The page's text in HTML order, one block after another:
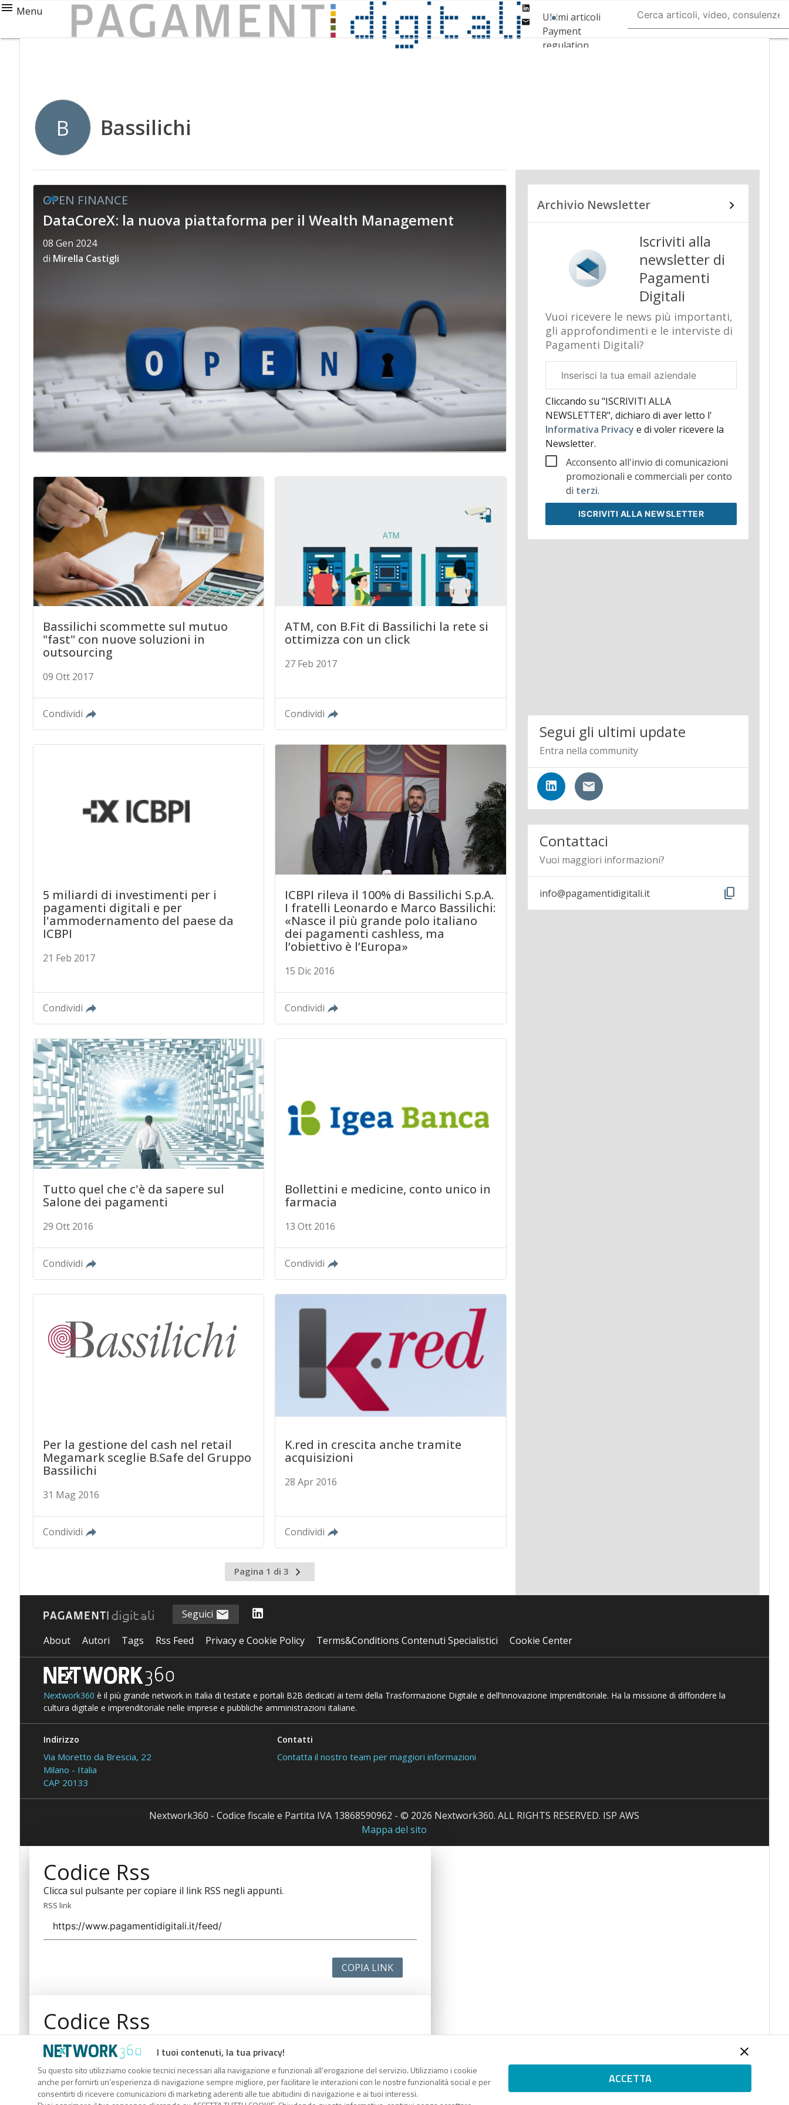
Menu
Email
Ultimi articoli
Payment
regulation
B Bassilichi
OPEN FINANCE
DataCoreX: la nuova piattaforma per il Wealth Management
08 Gen 2024
di Mirella Castigli
Bassilichi scommette sul mutuo
"fast" con nuove soluzioni in
outsourcing
09 Ott 2017
Condividi
ATM, con B.Fit di Bassilichi la rete si
ottimizza con un click
27 Feb 2017
Condividi
5 miliardi di investimenti per i
pagamenti digitali e per
l'ammodernamento del paese da
ICBPI
21 Feb 2017
Condividi
ICBPI rileva il 100% di Bassilichi S.p.A.
I fratelli Leonardo e Marco Bassilichi:
«Nasce il più grande polo italiano
dei pagamenti cashless, ma
l’obiettivo è l’Europa»
15 Dic 2016
Condividi
Tutto quel che c'è da sapere sul
Salone dei pagamenti
29 Ott 2016
Condividi
Bollettini e medicine, conto unico in
farmacia
13 Ott 2016
Condividi
Per la gestione del cash nel retail
Megamark sceglie B.Safe del Gruppo
Bassilichi
31 Mag 2016
Condividi
K.red in crescita anche tramite
acquisizioni
28 Apr 2016
Condividi
Pagina 1 di 3
Pagina
successiva
Archivio Newsletter
Iscriviti alla
newsletter di
Pagamenti
Digitali
Vuoi ricevere le news più importanti,
gli approfondimenti e le interviste di
Pagamenti Digitali?
aziendale
Cliccando su "ISCRIVITI ALLA
NEWSLETTER", dichiaro di aver letto l'
Informativa Privacy e di voler ricevere la
Newsletter.
Acconsento all'invio di comunicazioni
promozionali e commerciali per conto
di terzi.
ISCRIVITI ALLA NEWSLETTER
Segui gli ultimi update
Entra nella community
Contattaci
Vuoi maggiori informazioni?
info@pagamentidigitali.it content_copy
I tuoi contenuti, la tua privacy!
Su questo sito utilizziamo cookie tecnici necessari alla navigazione e funzionali all’erogazione del servizio. Utilizziamo i cookie
anche per fornirti un’esperienza di navigazione sempre migliore, per facilitare le interazioni con le nostre funzionalità social e per
consentirti di ricevere comunicazioni di marketing aderenti alle tue abitudini di navigazione e ai tuoi interessi.
ACCETTA
Seguici
About Autori Tags Rss Feed Privacy e Cookie Policy Terms&Conditions Contenuti Specialistici Cookie Center
Nextwork360 è il più grande network in Italia di testate e portali B2B dedicati ai temi della Trasformazione Digitale e dell’Innovazione Imprenditoriale. Ha la missione di diffondere la
cultura digitale e imprenditoriale nelle imprese e pubbliche amministrazioni italiane.
Indirizzo
Via Moretto da Brescia, 22
Milano - Italia
CAP 20133
Contatti
Contatta il nostro team per maggiori informazioni
Nextwork360 - Codice fiscale e Partita IVA 13868590962 - © 2026 Nextwork360. ALL RIGHTS RESERVED. ISP AWS
Mappa del sito
Codice Rss
Clicca sul pulsante per copiare il link RSS negli appunti.
RSS link
COPIA LINK
Codice Rss
RSS link